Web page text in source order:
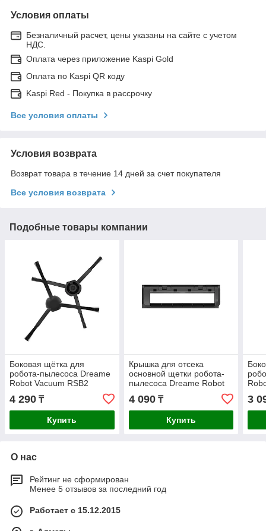
Условия оплаты
Безналичный расчет, цены указаны на сайте с учетом
НДС.
Оплата через приложение Kaspi Gold
Оплата по Kaspi QR коду
Kaspi Red - Покупка в рассрочку
Все условия оплаты
Условия возврата
Возврат товара в течение 14 дней за счет покупателя
Все условия возврата
Подобные товары компании
Боковая щётка для
робота-пылесоса Dreame
Robot Vacuum RSB2
4 290 ₸
Купить
Крышка для отсека
основной щетки робота-
пылесоса Dreame Robot
Vacuum RBG13
4 090₸
Купить
3
О нас
Рейтинг не сформирован
Менее 5 отзывов за последний год
Работает с 15.12.2015